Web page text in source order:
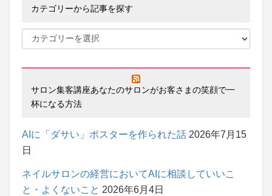
カテゴリーから記事を探す
サロン集客講座あなたのサロンがお客さまの笑顔で一
杯になる方法
AIに「ダサい」ポスターを作られた話 2026年7月15
日
ネイルサロンの経営においてAIに相談していいこ
と・よくないこと 2026年6月4日